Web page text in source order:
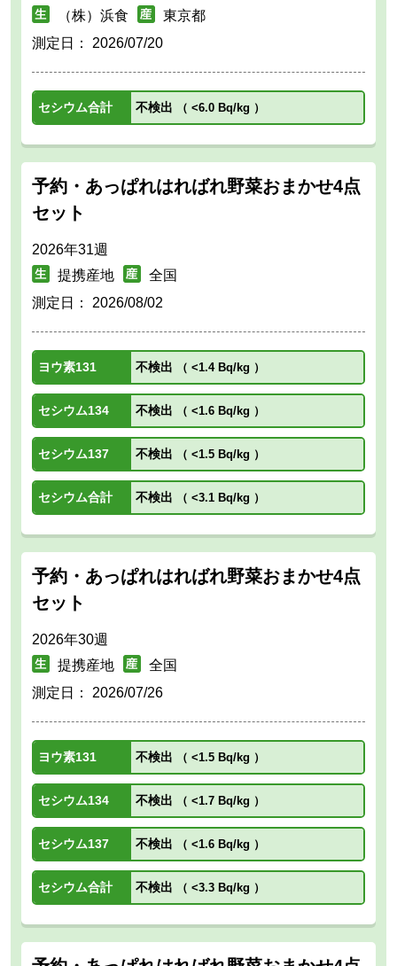
（株）浜食
東京都
測定日： 2026/07/20
セシウム合計 不検出 （ <6.0 Bq/kg ）
予約・あっぱれはればれ野菜おまかせ4点
セット
2026年31週
提携産地
全国
測定日： 2026/08/02
ヨウ素131 不検出 （ <1.4 Bq/kg ）
セシウム134 不検出 （ <1.6 Bq/kg ）
セシウム137 不検出 （ <1.5 Bq/kg ）
セシウム合計 不検出 （ <3.1 Bq/kg ）
予約・あっぱれはればれ野菜おまかせ4点
セット
2026年30週
提携産地
全国
測定日： 2026/07/26
ヨウ素131 不検出 （ <1.5 Bq/kg ）
セシウム134 不検出 （ <1.7 Bq/kg ）
セシウム137 不検出 （ <1.6 Bq/kg ）
セシウム合計 不検出 （ <3.3 Bq/kg ）